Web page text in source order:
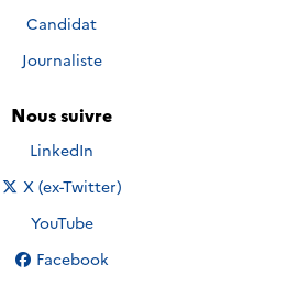
Candidat
Journaliste
Nous suivre
Nous suivre sur
LinkedIn
Nous suivre sur
X (ex-Twitter)
Nous suivre sur
YouTube
Nous suivre sur
Facebook